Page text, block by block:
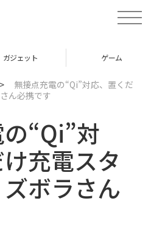
t
o
v
ガジェット ゲーム
>
無接点充電の“Qi”対応、置くだ
ん必携です
“Qi”対
充電スタ
ボラさん